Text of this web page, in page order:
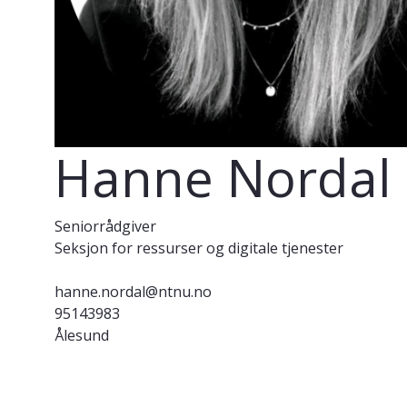
Hanne Nordal
Seniorrådgiver
Seksjon for ressurser og digitale tjenester
hanne.nordal@ntnu.no
95143983
Ålesund